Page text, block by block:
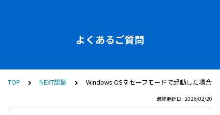
よくあるご質問
TOP NEXT認証 Windows OSをセーフモードで起動した場合
最終更新日 : 2026/02/20